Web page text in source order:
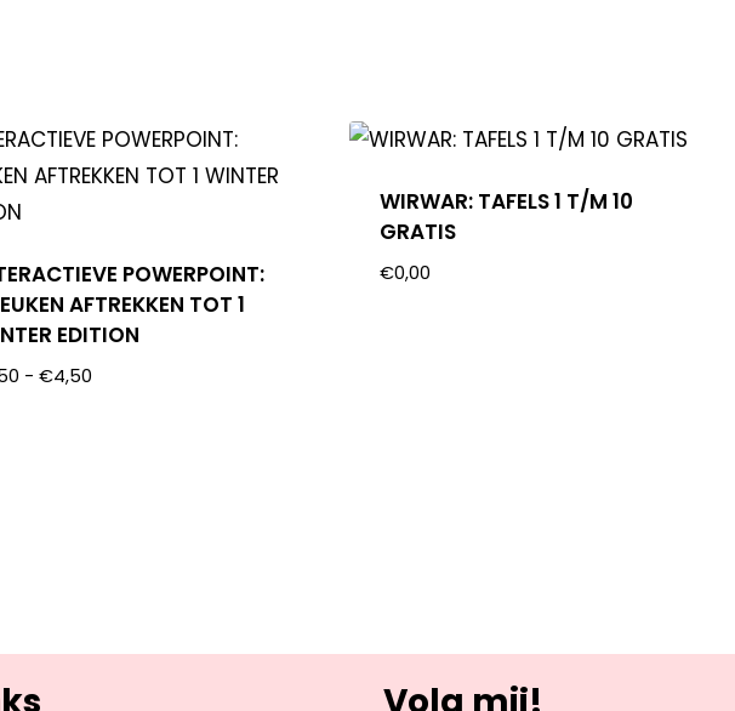
POWERPOINT:
AFTREKKEN TOT 1
EDITION
- €4,50
WIRWAR: TAFELS 1 T/M 10
GRATIS
€0,00